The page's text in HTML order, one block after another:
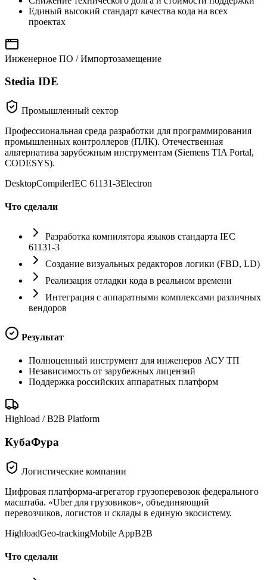
Единый высокий стандарт качества кода на всех
проектах
Инженерное ПО / Импортозамещение
Stedia IDE
Промышленный сектор
Профессиональная среда разработки для программирования
промышленных контроллеров (ПЛК). Отечественная
альтернатива зарубежным инструментам (Siemens TIA Portal,
CODESYS).
DesktopCompilerIEC 61131-3Electron
Что сделали
Разработка компилятора языков стандарта IEC
61131-3
Создание визуальных редакторов логики (FBD, LD)
Реализация отладки кода в реальном времени
Интеграция с аппаратными комплексами различных
вендоров
Результат
Полноценный инструмент для инженеров АСУ ТП
Независимость от зарубежных лицензий
Поддержка российских аппаратных платформ
Highload / B2B Platform
КубаФура
Логистические компании
Цифровая платформа-агрегатор грузоперевозок федерального
масштаба. «Uber для грузовиков», объединяющий
перевозчиков, логистов и склады в единую экосистему.
HighloadGeo-trackingMobile AppB2B
Что сделали